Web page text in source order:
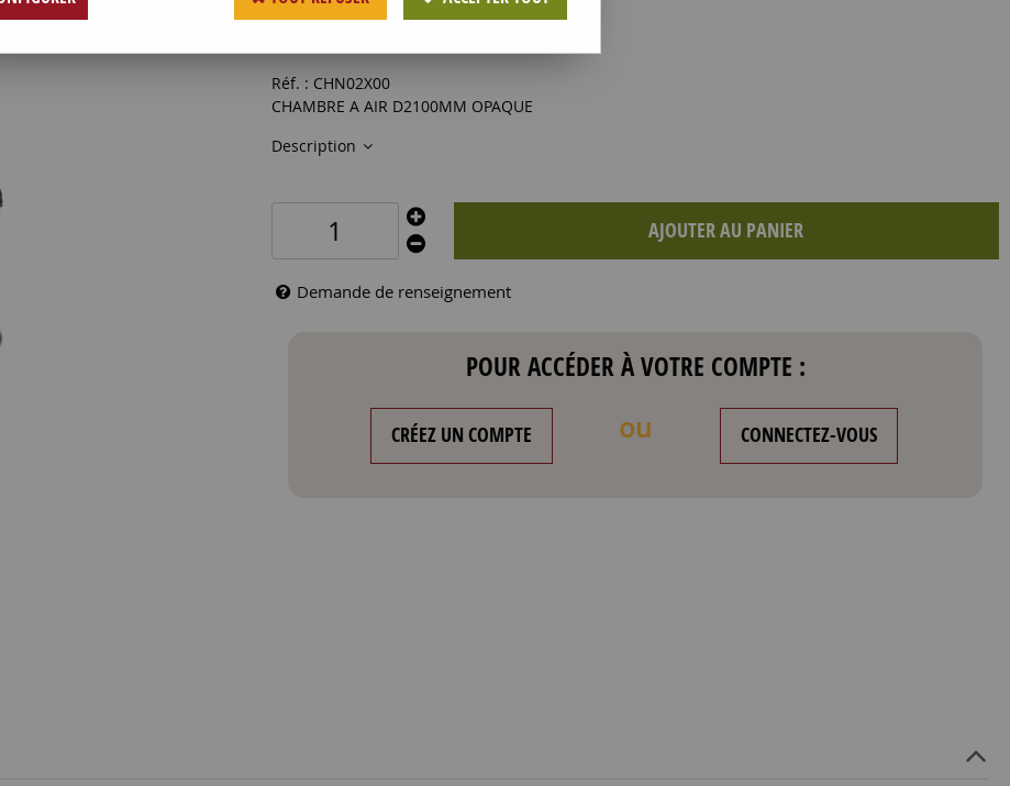
53,00€HT
Réf. : CHN02X00
CHAMBRE A AIR D2100MM OPAQUE
Description
AJOUTER AU PANIER
Demande de renseignement
POUR ACCÉDER À VOTRE COMPTE :
CRÉEZ UN COMPTE ou CONNECTEZ-VOUS